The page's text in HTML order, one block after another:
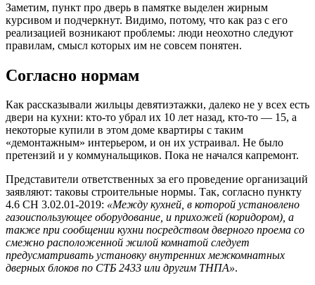
Заметим, пункт про дверь в памятке выделен жирным
курсивом и подчеркнут. Видимо, потому, что как раз с его
реализацией возникают проблемы: люди неохотно следуют
правилам, смысл которых им не совсем понятен.
Согласно нормам
Как рассказывали жильцы девятиэтажки, далеко не у всех есть
двери на кухни: кто-то убрал их 10 лет назад, кто-то — 15, а
некоторые купили в этом доме квартиры с таким
«демонтажным» интерьером, и он их устраивал. Не было
претензий и у коммунальщиков. Пока не начался капремонт.
Представители ответственных за его проведение организаций
заявляют: таковы строительные нормы. Так, согласно пункту
4.6 СН 3.02.01-2019: «Между кухней, в которой установлено
газоиспользующее оборудование, и прихожей (коридором), а
также при сообщении кухни посредством дверного проема со
смежно расположенной жилой комнатой следует
предусматривать установку внутренних межкомнатных
дверных блоков по СТБ 2433 или другим ТНПА».